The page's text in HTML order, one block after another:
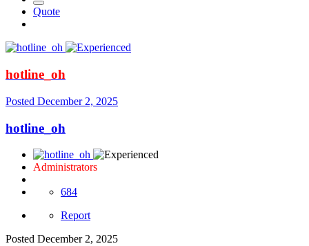
Quote
hotline_oh
Posted December 2, 2025
hotline_oh
Administrators
684
Report
Posted December 2, 2025